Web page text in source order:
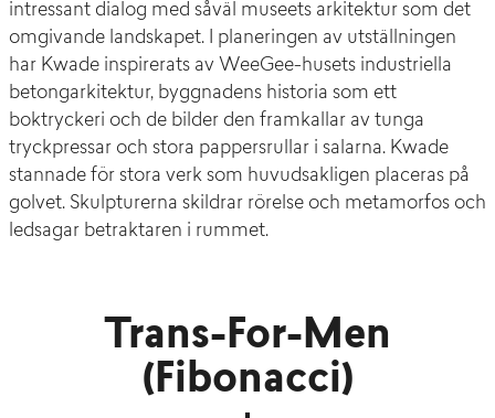
intressant dialog med såväl museets arkitektur som det
omgivande landskapet. I planeringen av utställningen
har Kwade inspirerats av WeeGee-husets industriella
betongarkitektur, byggnadens historia som ett
boktryckeri och de bilder den framkallar av tunga
tryckpressar och stora pappersrullar i salarna. Kwade
stannade för stora verk som huvudsakligen placeras på
golvet. Skulpturerna skildrar rörelse och metamorfos och
ledsagar betraktaren i rummet.
Trans-For-Men
(Fibonacci)